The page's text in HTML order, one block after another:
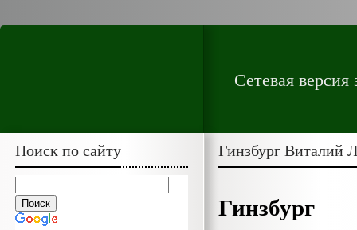
Сетевая
Гинзбург Виталий
Гинзбург
Поиск по сайту